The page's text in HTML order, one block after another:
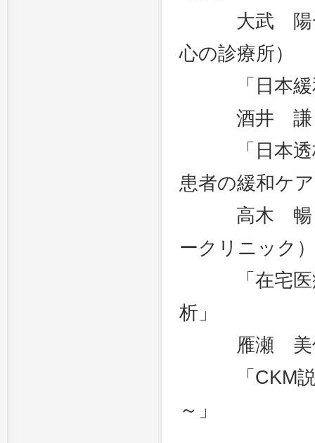
大武 陽一
心の診療所）
「日本緩和
酒井 謙（
「日本透析
患者の緩和ケ
高木 暢（
ークリニック）
「在宅医療
析」
雁瀬 美佐
「CKM説明
～」